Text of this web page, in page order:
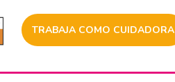
TRABAJA COMO CUIDADORA